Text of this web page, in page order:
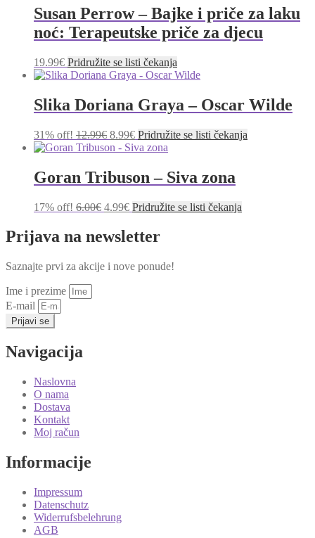
Susan Perrow – Bajke i priče za laku
noć: Terapeutske priče za djecu
19.99€ Pridružite se listi čekanja
Slika Doriana Graya – Oscar Wilde
31% off! 12.99€ Izvorna
cijena
je:
12.99€.
8.99€Trenutna
cijena
Pridružite se listi čekanja
Goran Tribuson – Siva zona
17% off! 6.00€ Izvorna
bila
je:
4.99€Trenutna
je:
4.99€.
Pridružite se listi čekanja
Prijava na newsletter
Saznajte prvi za akcije i nove ponude!
Ime i prezime
E-mail
Prijavi se
Navigacija
Naslovna
O nama
Dostava
Kontakt
Moj račun
Informacije
Impressum
Datenschutz
Widerrufsbelehrung
AGB